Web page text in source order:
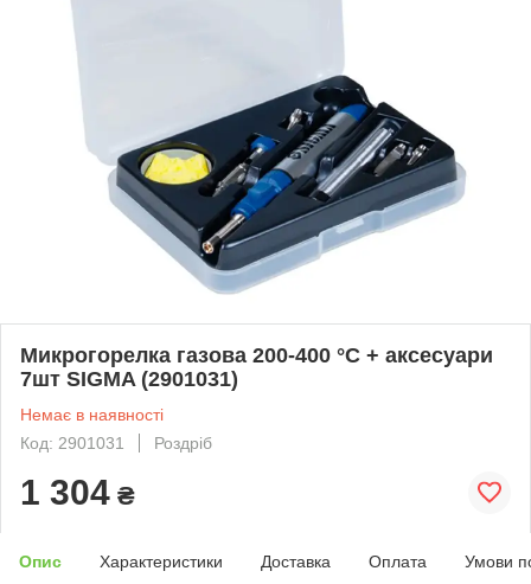
Микрогорелка газова 200-400 °С + аксесуари
7шт SIGMA (2901031)
Немає в наявності
Код: 2901031
Роздріб
1 304 ₴
Опис Характеристики Доставка Оплата Умови